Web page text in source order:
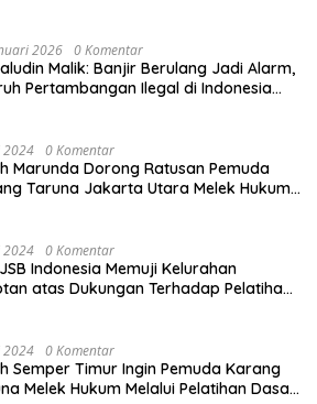
2026 0 Komentar
Malik: Banjir Berulang Jadi Alarm,
Pertambangan Ilegal di Indonesia
2024 0 Komentar
Marunda Dorong Ratusan Pemuda
Taruna Jakarta Utara Melek Hukum
2024 0 Komentar
Indonesia Memuji Kelurahan
atas Dukungan Terhadap Pelatihan
2024 0 Komentar
Semper Timur Ingin Pemuda Karang
Melek Hukum Melalui Pelatihan Dasar